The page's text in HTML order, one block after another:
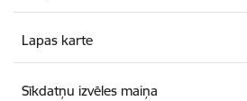
Lapas karte
Sīkdatņu izvēles maiņa